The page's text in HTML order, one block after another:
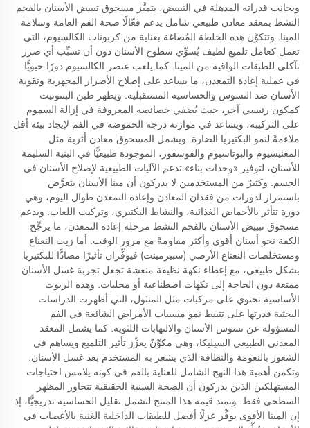
وبجانب قدراته المذهلة في التبييض، يتميَّز مسحوق تبييض الأسنان بالفحم
النشط بمعقد معادن طبيعي شامل يدعم فعّالًا صحة الفم العامة وسلامة
المينا. وتتكوَّن هذه الخلطة المُصاغة بعناية من كربونات الكالسيوم، التي
تعمل كعامل تلميع لطيف يُسوِّي سطوح الأسنان دون أن تسبِّب أي ضرر
تآكلي للطبقات الواقية من المينا. كما يلعب عنصر الكالسيوم دورًا حيويًّا
في عملية إعادة التمعدن، ما يساعد على إصلاح الأضرار المجهرية وتقوية
الأسنان ضد التسوس والحساسية المستقبلية. ويظهر طين البنتونيت
كمكون رئيسي آخر، حيث يُضفي خصائصه المعروفة في إزالة السموم
على التركيبة، ويساعد في موازنة درجة الحموضة في الفم لإيجاد بيئة أقل
ملاءمةً لنمو البكتيريا الضارة. ويشمل المسحوق معادن أثرية مثل
المغنيسيوم والبوتاسيوم والفوسفور، الموجودة طبيعيًّا في البنية السليمة
للأسنان، لتوفير «وحدات بناء» تدعم الآليات الطبيعية لإصلاح الأسنان في
الجسم. وكثيرٌ من المستخدمين لا يدركون أن مينا الأسنان يتعرَّض
باستمرار لدورات من فقدان المعادن وإعادة التمعدن طوال اليوم، وهي
دورة تتأثر بالأحماض الغذائية، والنشاط البكتيري، وتركيب اللعاب. ويدعم
مسحوق تبييض الأسنان بالفحم النشط مرحلة إعادة التمعدن، ما يرجِّح
الكفة نحو أسنان أقوى وأكثر مقاومةً مع مرور الوقت. أما زيت النعناع
ومستخلصات النعناع الأرضي (سبيرمينت) فيوفِّران تأثيرًا مضادًّا للبكتيريا
بشكل طبيعي، مع إعطاء نكهة نظيفة منعشة تجعل تجربة غسل الأسنان
ممتعة دون الحاجة إلى نكهات اصطناعية أو محليات. وهذه الزيوت
الأساسية تحتوي على مركبات مثل المنثول، التي أظهرت الدراسات
البحثية قدرتها على تثبيط نمو مسببات الأمراض الشائعة في الفم
المسؤولة عن تسوس الأسنان والالتهابات اللثوية. كما يشمل المعقد
المعدني الطبيعي السيليكا، وهي مكوِّنٌ يعزِّز تأثير التلميع ويساهم في
الشعور بالنعومة والنظافة الذي يشعر به المستخدم بعد غسل الأسنان.
وتكمن أهمية هذا النهج الشامل للعناية بالفم في كونه يلامس احتياجات
المستهلكين الذين يدركون أن الصحة السنية الحقيقية تتجاوز المظهر
السطحي فقط. وتمتد قيمة هذا المنتج لتشمل تقليل الحساسية تدريجيًّا، إذ
إن المينا الأقوى يوفِّر عزلًا أفضل للطبقات الداخلية الغنية بالأعصاب في